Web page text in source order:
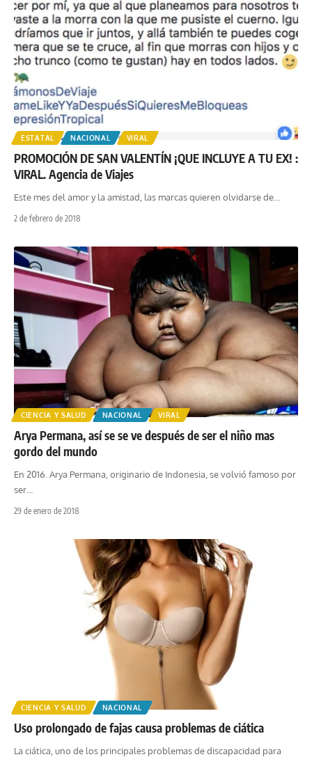
ESTATAL NACIONAL VIRAL
PROMOCIÓN DE SAN VALENTÍN ¡QUE INCLUYE A TU EX! :
VIRAL. Agencia de Viajes
Este mes del amor y la amistad, las marcas quieren olvidarse de
2 de febrero de 2018
CIENCIA Y SALUD NACIONAL VIRAL
Arya Permana, así se se ve después de ser el niño mas
gordo del mundo
En 2016. Arya Permana, originario de Indonesia, se volvió famoso por
ser
29 de enero de 2018
CIENCIA Y SALUD NACIONAL
Uso prolongado de fajas causa problemas de ciática
La ciática, uno de los principales problemas de discapacidad para